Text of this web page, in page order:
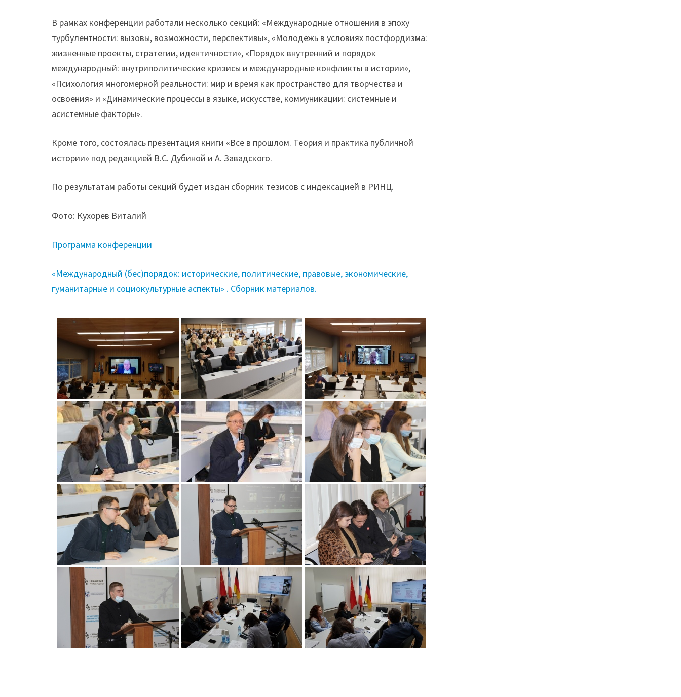
В рамках конференции работали несколько секций: «Международные отношения в эпоху
турбулентности: вызовы, возможности, перспективы», «Молодежь в условиях постфордизма:
жизненные проекты, стратегии, идентичности», «Порядок внутренний и порядок
международный: внутриполитические кризисы и международные конфликты в истории»,
«Психология многомерной реальности: мир и время как пространство для творчества и
освоения» и «Динамические процессы в языке, искусстве, коммуникации: системные и
асистемные факторы».
Кроме того, состоялась презентация книги «Все в прошлом. Теория и практика публичной
истории» под редакцией В.С. Дубиной и А. Завадского.
По результатам работы секций будет издан сборник тезисов с индексацией в РИНЦ.
Фото: Кухорев Виталий
Программа конференции
«Международный (бес)порядок: исторические, политические, правовые, экономические,
гуманитарные и социокультурные аспекты» . Сборник материалов.